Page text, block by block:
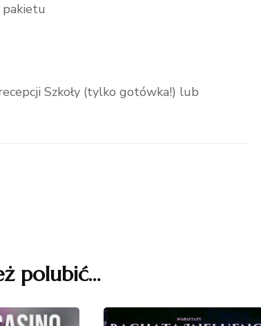
Szkoły (tylko gotówka!) lub
polubić…